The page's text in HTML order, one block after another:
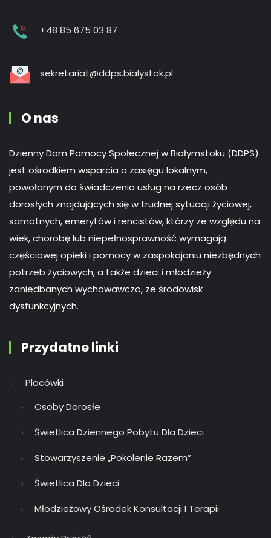
+48 85 675 03 87
sekretariat@ddps.bialystok.pl
O nas
Dzienny Dom Pomocy Społecznej w Białymstoku (DDPS)
jest ośrodkiem wsparcia o zasięgu lokalnym,
powołanym do świadczenia usług na rzecz osób
dorosłych znajdujących się w trudnej sytuacji życiowej,
samotnych, emerytów i rencistów, którzy ze względu na
wiek, chorobę lub niepełnosprawność wymagają
częściowej opieki i pomocy w zaspokajaniu niezbędnych
potrzeb życiowych, a także dzieci i młodzieży
zaniedbanych wychowawczo, ze środowisk
dysfunkcyjnych.
Przydatne linki
Placówki
Osoby Dorosłe
Świetlica Dziennego Pobytu Dla Dzieci
Stowarzyszenie „Pokolenie Razem”
Świetlica Dla Dzieci
Młodzieżowy Ośrodek Konsultacji I Terapii